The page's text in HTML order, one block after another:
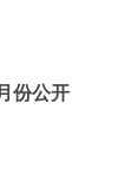
份公开